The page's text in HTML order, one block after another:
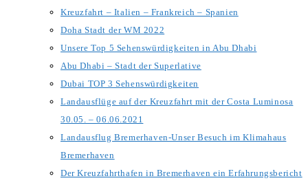
Kreuzfahrt – Italien – Frankreich – Spanien
Doha Stadt der WM 2022
Unsere Top 5 Sehenswürdigkeiten in Abu Dhabi
Abu Dhabi – Stadt der Superlative
Dubai TOP 3 Sehenswürdigkeiten
Landausflüge auf der Kreuzfahrt mit der Costa Luminosa
30.05. – 06.06.2021
Landausflug Bremerhaven-Unser Besuch im Klimahaus
Bremerhaven
Der Kreuzfahrthafen in Bremerhaven ein Erfahrungsbericht